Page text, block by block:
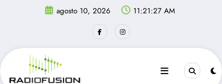
agosto 10, 2026 11:21:27 AM